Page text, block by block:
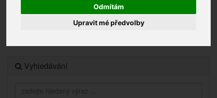
Odmítám
Upravit mé předvolby
Vyhledávání